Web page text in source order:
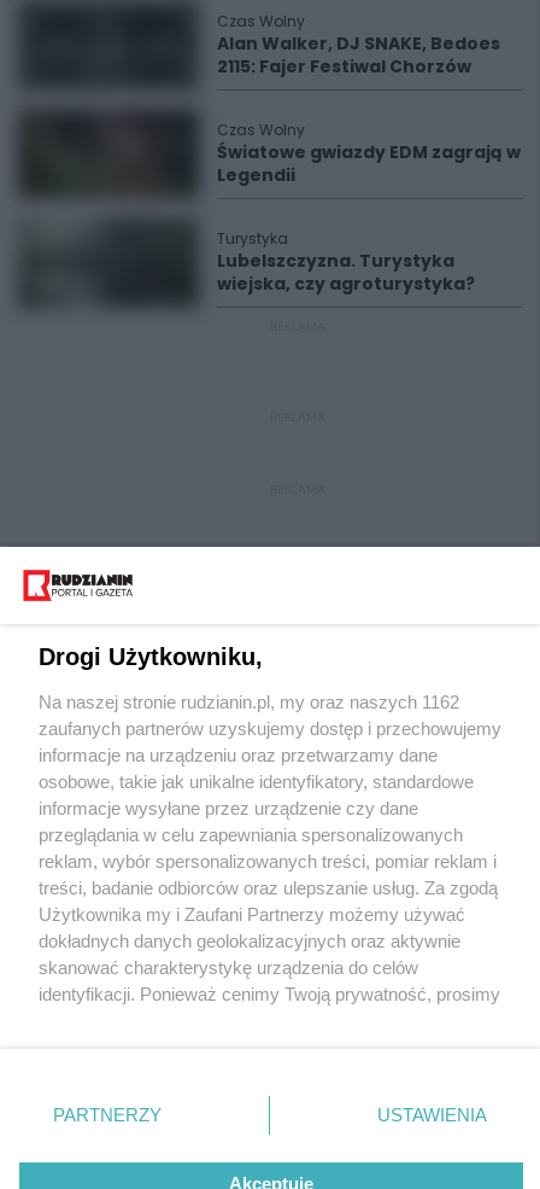
Czas Wolny
Alan Walker, DJ SNAKE, Bedoes
2115: Fajer Festiwal Chorzów
Czas Wolny
Światowe gwiazdy EDM zagrają w
Legendii
Turystyka
Lubelszczyzna. Turystyka
wiejska, czy agroturystyka?
Wydawca mediów lokalnych
Nie zapomnij
zapoznać się z:
polityką prywatności regulamin korzystania z portali
Twojemiasto
Piekary Śląskie
Chorzów
Tarnowskie Góry
Gliwice
Skontakuj sięz nami
Kontakt
Wydawca
Redakcja
Drogi Użytkowniku,
Na naszej stronie rudzianin.pl, my oraz naszych 1162
zaufanych partnerów uzyskujemy dostęp i przechowujemy
informacje na urządzeniu oraz przetwarzamy dane
osobowe, takie jak unikalne identyfikatory, standardowe
informacje wysyłane przez urządzenie czy dane
przeglądania w celu zapewniania spersonalizowanych
reklam, wybór spersonalizowanych treści, pomiar reklam i
treści, badanie odbiorców oraz ulepszanie usług. Za zgodą
Użytkownika my i Zaufani Partnerzy możemy używać
dokładnych danych geolokalizacyjnych oraz aktywnie
skanować charakterystykę urządzenia do celów
identyfikacji. Ponieważ cenimy Twoją prywatność, prosimy
prywatności znajdujący się w lewym dolnym rogu strony
. Niektóre rodzaje przetwarzania danych nie wymagają
zgody użytkownika, ale masz prawo sprzeciwić się
takiemu przetwarzaniu. Preferencje będą miały
PARTNERZY USTAWIENIA
Akceptuję